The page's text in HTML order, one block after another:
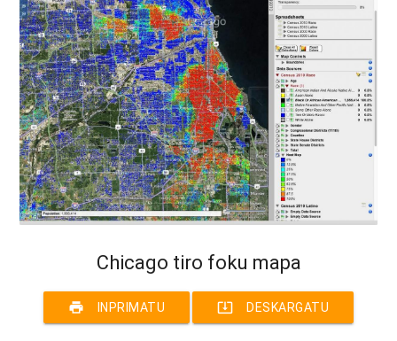
Chicago tiro foku mapa
print INPRIMATU system_update_alt DESKARGATU